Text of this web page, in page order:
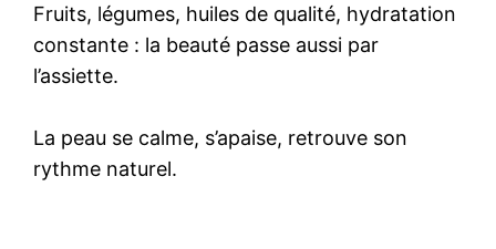
Fruits, légumes, huiles de qualité, hydratation
constante : la beauté passe aussi par
l’assiette.
La peau se calme, s’apaise, retrouve son
rythme naturel.